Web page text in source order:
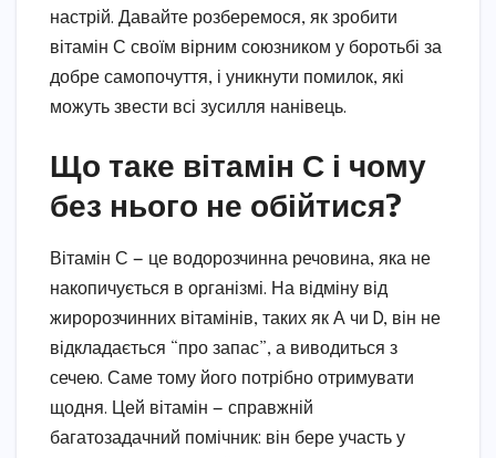
настрій. Давайте розберемося, як зробити
вітамін С своїм вірним союзником у боротьбі за
добре самопочуття, і уникнути помилок, які
можуть звести всі зусилля нанівець.
Що таке вітамін С і чому
без нього не обійтися?
Вітамін С — це водорозчинна речовина, яка не
накопичується в організмі. На відміну від
жиророзчинних вітамінів, таких як А чи D, він не
відкладається “про запас”, а виводиться з
сечею. Саме тому його потрібно отримувати
щодня. Цей вітамін — справжній
багатозадачний помічник: він бере участь у